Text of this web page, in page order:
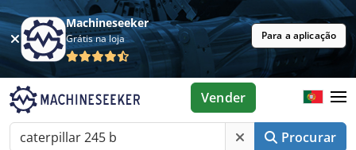
Machineseeker
Grátis na loja Para a aplicação
Procurar
Vender